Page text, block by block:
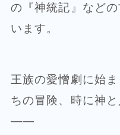
の『神統記』など
います。
王族の愛憎劇に始
ちの冒険、時に神
——